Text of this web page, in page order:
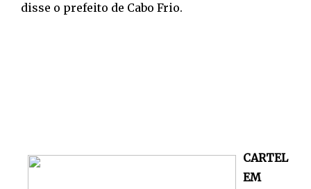
disse o prefeito de Cabo Frio.
CARTEL
EM